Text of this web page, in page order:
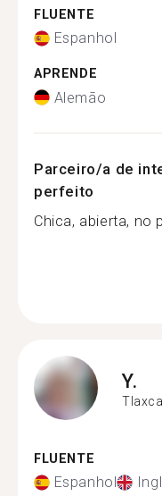
FLUENTE
Espanhol
APRENDE
Alemão
Parceiro/a de
perfeito
Chica, abierta, no
Y.
FLUENTE
Espanhol